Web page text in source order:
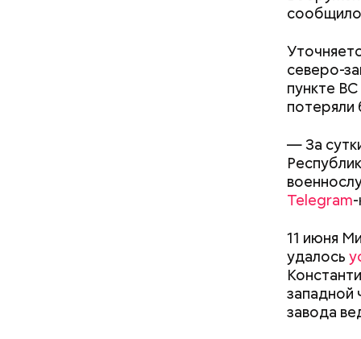
северо-
пункте
потеряли
— За
Telegram
11 июня
удалось
западной
завода
чеснок;
соль.
Фото:
Как получить до 100 тысяч
рублей от государства при